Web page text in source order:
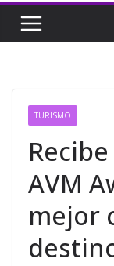
TURISMO
AVM
mejor